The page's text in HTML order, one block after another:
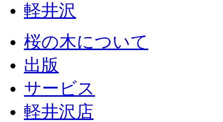
軽井沢
桜の木について
出版
サービス
軽井沢店